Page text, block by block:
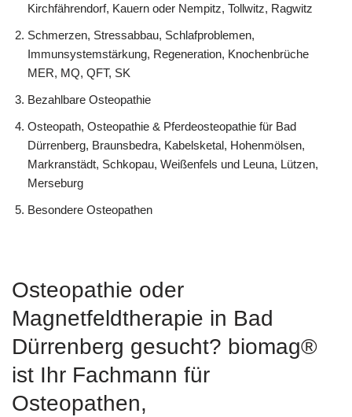
Kirchfährendorf, Kauern oder Nempitz, Tollwitz, Ragwitz
Schmerzen, Stressabbau, Schlafproblemen,
Immunsystemstärkung, Regeneration, Knochenbrüche
MER, MQ, QFT, SK
Bezahlbare Osteopathie
Osteopath, Osteopathie & Pferdeosteopathie für Bad
Dürrenberg, Braunsbedra, Kabelsketal, Hohenmölsen,
Markranstädt, Schkopau, Weißenfels und Leuna, Lützen,
Merseburg
Besondere Osteopathen
Osteopathie oder
Magnetfeldtherapie in Bad
Dürrenberg gesucht? biomag®
ist Ihr Fachmann für
Osteopathen,